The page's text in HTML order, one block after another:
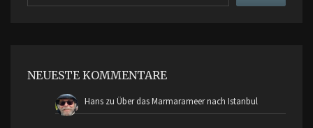
NEUESTE KOMMENTARE
Hans zuÜber das Marmarameer nach Istanbul